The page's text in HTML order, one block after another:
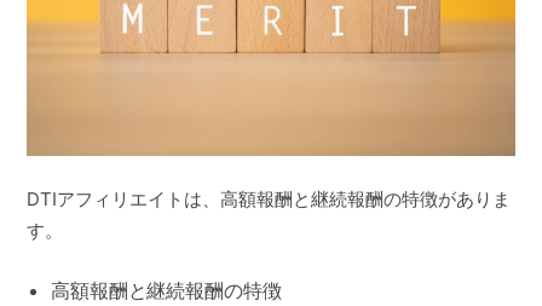
DTIアフィリエイトは、高額報酬と継続報酬の特徴がありま
す。
高額報酬と継続報酬の特徴